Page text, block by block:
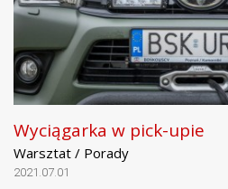
Wyciągarka w pick-upie
Warsztat / Porady
2021.07.01